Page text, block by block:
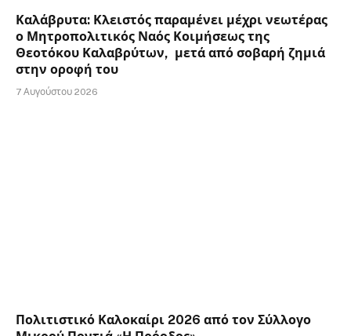
Καλάβρυτα: Κλειστός παραμένει μέχρι νεωτέρας
ο Μητροπολιτικός Ναός Κοιμήσεως της
Θεοτόκου Καλαβρύτων, μετά από σοβαρή ζημιά
στην οροφή του
7 Αυγούστου 2026
Πολιτιστικό Καλοκαίρι 2026 από τον Σύλλογο